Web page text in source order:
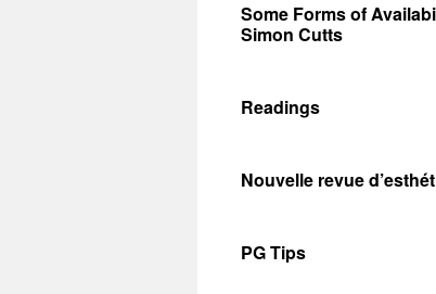
Some Forms of
Simon Cutts
Readings
Nouvelle revue
PG Tips